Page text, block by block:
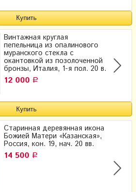
Винтажная круглая
пепельница из опалинового
муранского стекла с
окантовкой из позолоченной
бронзы, Италия, 1-я пол. 20 в.
12 000 Р
Старинная деревянная икона
Божией Матери «Казанская»,
Россия, кон. 19, нач. 20 вв.
14 500 Р